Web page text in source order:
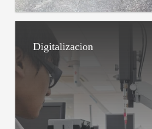
Digitalizacion